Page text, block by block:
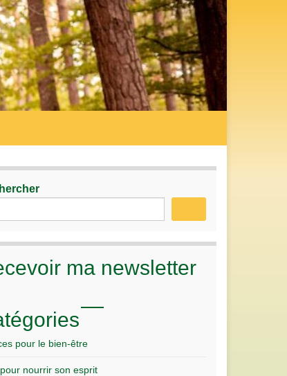
ma newsletter
pour le bien-être
nourrir son esprit